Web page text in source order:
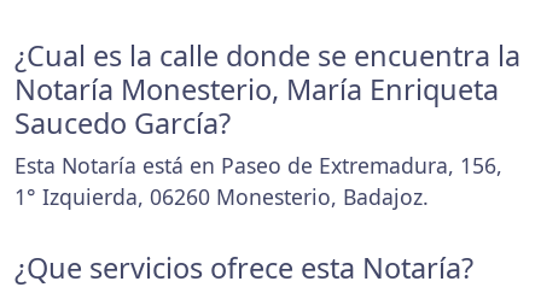
¿Cual es la calle donde se encuentra la
Notaría Monesterio, María Enriqueta
Saucedo García?
Esta Notaría está en Paseo de Extremadura, 156,
1° Izquierda, 06260 Monesterio, Badajoz.
¿Que servicios ofrece esta Notaría?